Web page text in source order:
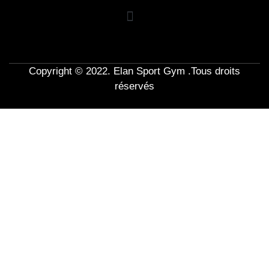
Copyright © 2022. Elan Sport Gym .Tous droits
réservés